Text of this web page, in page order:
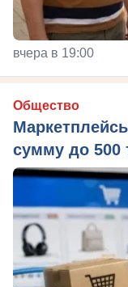
вчера в 19:00
Общество
сумму до 500